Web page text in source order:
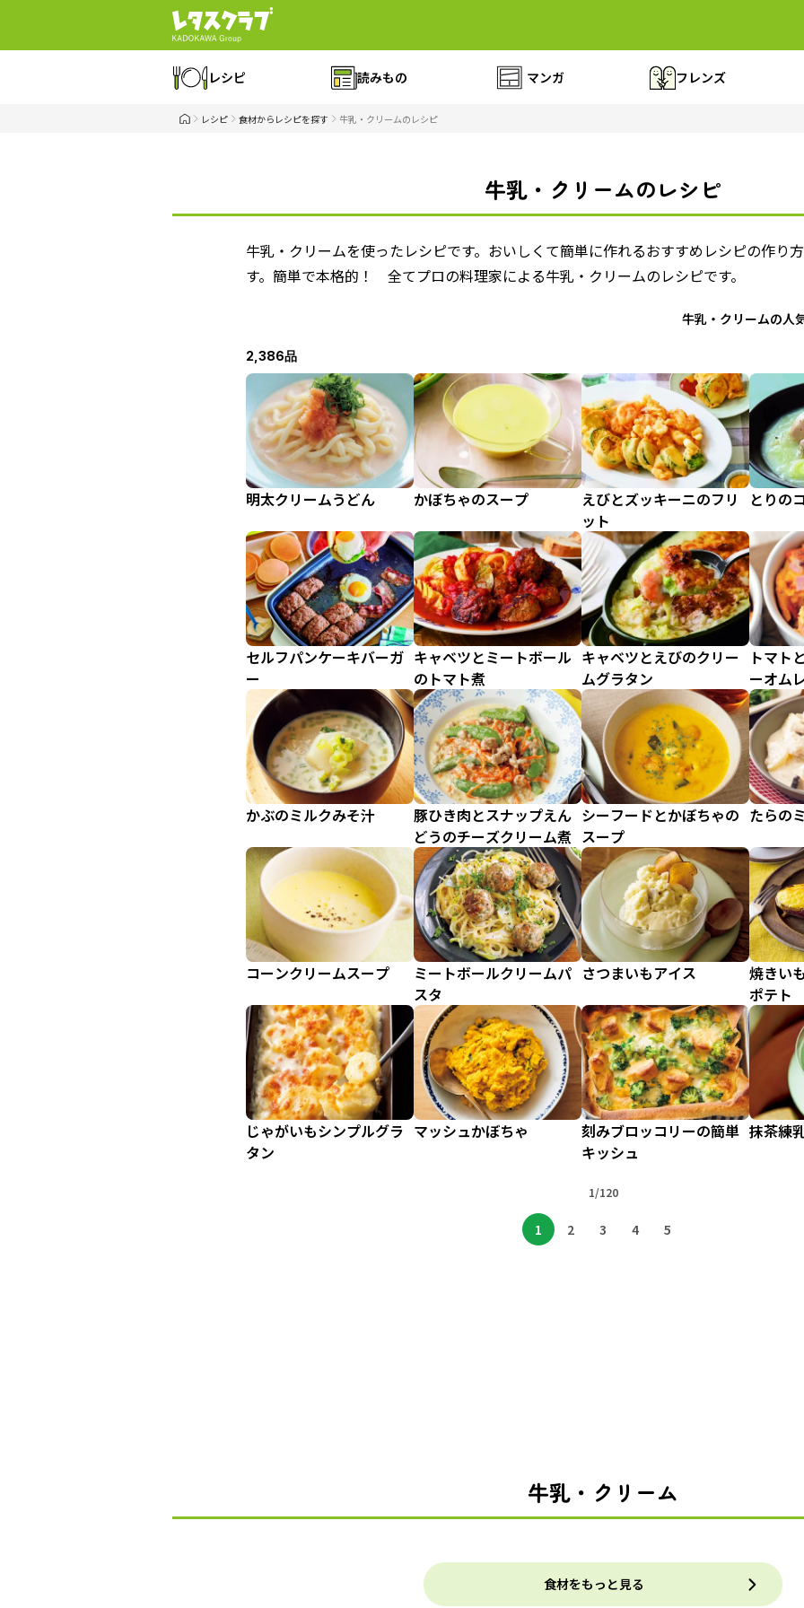
レシピ 読みもの マンガ フレンズ
レシピ 食材からレシピを探す 牛乳・クリームのレシピ
牛乳・クリームのレシピ
牛乳・クリームを使ったレシピです。おいしくて簡単に作れるおすすめレシピの作り
す。簡単で本格的！ 全てプロの料理家による牛乳・クリームのレシピです。
牛乳・クリームの人
2,386品
明太クリームうどん かぼちゃのスープ
えびとズッキーニのフリ
ット
とりの
セルフパンケーキバーガ
ー
キャベツとミートボール
のトマト煮
キャベツとえびのクリー
ムグラタン
トマト
ーオム
かぶのミルクみそ汁
豚ひき肉とスナップえん
どうのチーズクリーム煮
シーフードとかぼちゃの
スープ
たらの
コーンクリームスープ
ミートボールクリームパ
スタ
さつまいもアイス
焼きい
ポテト
じゃがいもシンプルグラ
タン
マッシュかぼちゃ
刻みブロッコリーの簡単
キッシュ
抹茶練
1/120
1 2 3 4 5
牛乳・クリーム
食材をもっと見る